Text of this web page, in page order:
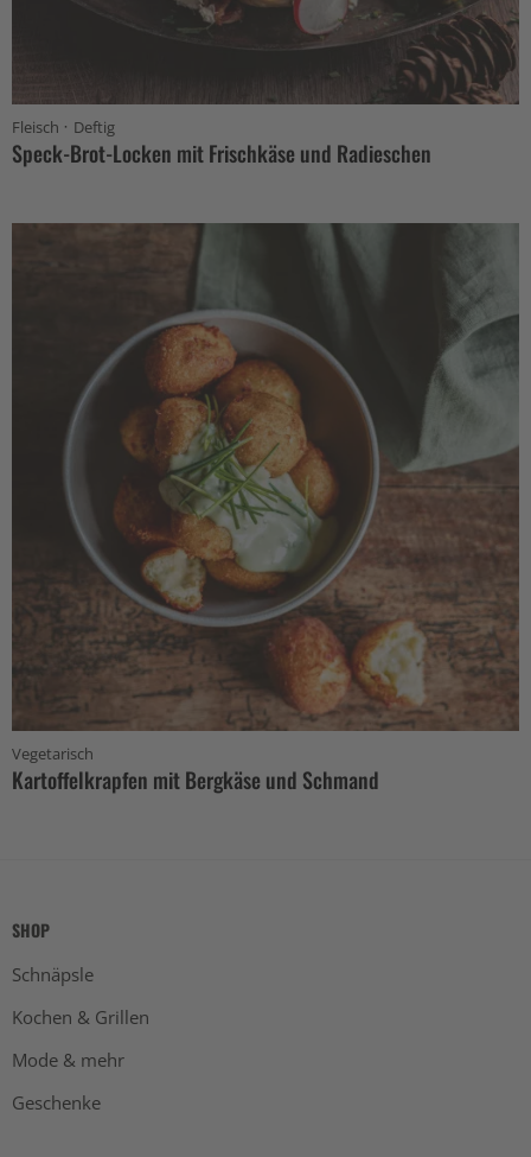
Fleisch · Deftig
Speck-Brot-Locken mit Frischkäse und Radieschen
Vegetarisch
Kartoffelkrapfen mit Bergkäse und Schmand
SHOP
Schnäpsle
Kochen & Grillen
Mode & mehr
Geschenke